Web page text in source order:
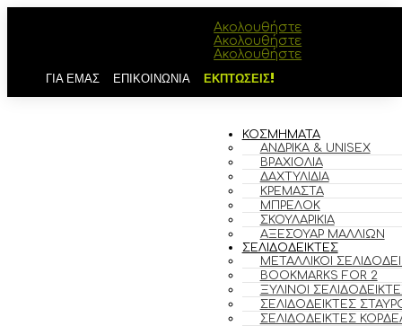
Ακολουθήστε
Ακολουθήστε
Ακολουθήστε
ΓΙΑ ΕΜΑΣ ΕΠΙΚΟΙΝΩΝΙΑ ΕΚΠΤΩΣΕΙΣ!
ΚΟΣΜΗΜΑΤΑ
ΑΝΔΡΙΚΆ & UNISEX
ΒΡΑΧΙΌΛΙΑ
ΔΑΧΤΥΛΊΔΙΑ
ΚΡΕΜΑΣΤΆ
ΜΠΡΕΛΌΚ
ΣΚΟΥΛΑΡΊΚΙΑ
ΑΞΕΣΟΥΆΡ ΜΑΛΛΙΏΝ
ΣΕΛΙΔΟΔΕΙΚΤΕΣ
ΜΕΤΑΛΛΙΚΟΊ
BOOKMARKS FOR 2
ΞΎΛΙΝΟΙ
ΣΕΛΙΔΟΔΕΊΚΤΕΣ
ΣΕΛΙΔΟΔΕΊΚΤΕΣ